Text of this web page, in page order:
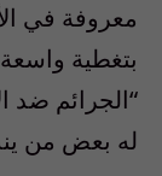
معروفة في
بتغطية
“الجرائم ضد
له بعض من